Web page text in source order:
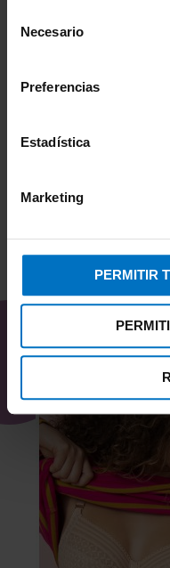
Necesario
Preferencias
Estadística
Marketing
PERMITIR
Braga Freya Offbeat